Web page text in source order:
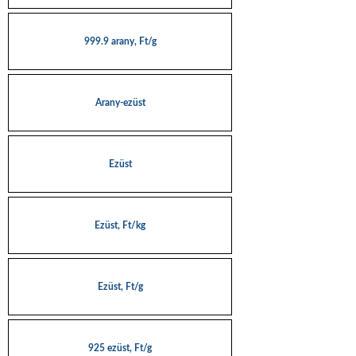
999.9 arany, Ft/g
Arany-ezüst
Ezüst
Ezüst, Ft/kg
Ezüst, Ft/g
925 ezüst, Ft/g